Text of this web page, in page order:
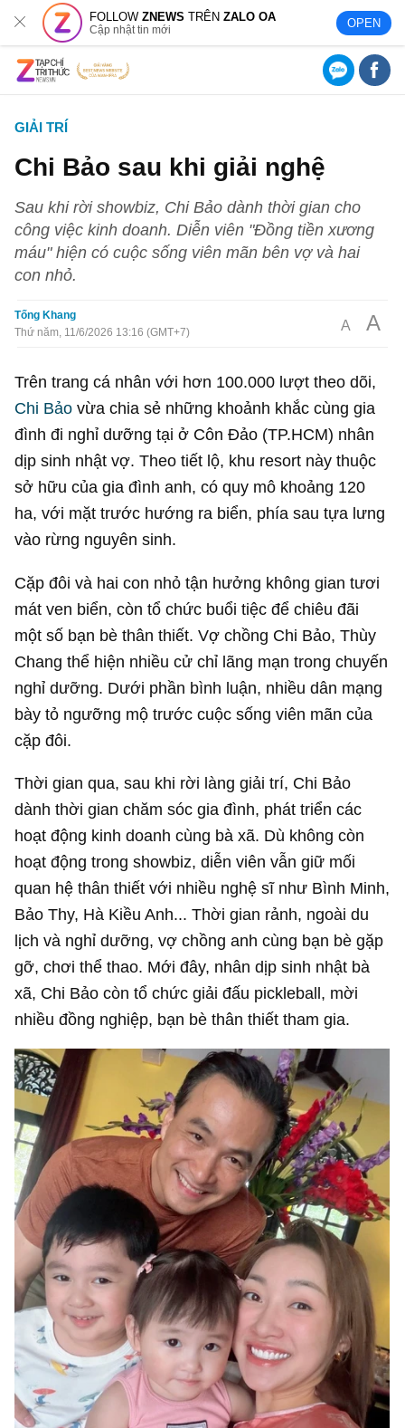
FOLLOWZNEWS TRÊNZALO OA
Cập nhật tin mới OPEN
GIẢI TRÍ
Chi Bảo sau khi giải nghệ
Sau khi rời showbiz, Chi Bảo dành thời gian cho
công việc kinh doanh. Diễn viên "Đồng tiền xương
máu" hiện có cuộc sống viên mãn bên vợ và hai
con nhỏ.
Tống Khang
Thứ năm, 11/6/2026 13:16 (GMT+7)
A A
Trên trang cá nhân với hơn 100.000 lượt theo dõi,
Chi Bảo vừa chia sẻ những khoảnh khắc cùng gia
đình đi nghỉ dưỡng tại ở Côn Đảo (TP.HCM) nhân
dịp sinh nhật vợ. Theo tiết lộ, khu resort này thuộc
sở hữu của gia đình anh, có quy mô khoảng 120
ha, với mặt trước hướng ra biển, phía sau tựa lưng
vào rừng nguyên sinh.
Cặp đôi và hai con nhỏ tận hưởng không gian tươi
mát ven biển, còn tổ chức buổi tiệc để chiêu đãi
một số bạn bè thân thiết. Vợ chồng Chi Bảo, Thùy
Chang thể hiện nhiều cử chỉ lãng mạn trong chuyến
nghỉ dưỡng. Dưới phần bình luận, nhiều dân mạng
bày tỏ ngưỡng mộ trước cuộc sống viên mãn của
cặp đôi.
Thời gian qua, sau khi rời làng giải trí, Chi Bảo
dành thời gian chăm sóc gia đình, phát triển các
hoạt động kinh doanh cùng bà xã. Dù không còn
hoạt động trong showbiz, diễn viên vẫn giữ mối
quan hệ thân thiết với nhiều nghệ sĩ như Bình Minh,
Bảo Thy, Hà Kiều Anh... Thời gian rảnh, ngoài du
lịch và nghỉ dưỡng, vợ chồng anh cùng bạn bè gặp
gỡ, chơi thể thao. Mới đây, nhân dịp sinh nhật bà
xã, Chi Bảo còn tổ chức giải đấu pickleball, mời
nhiều đồng nghiệp, bạn bè thân thiết tham gia.